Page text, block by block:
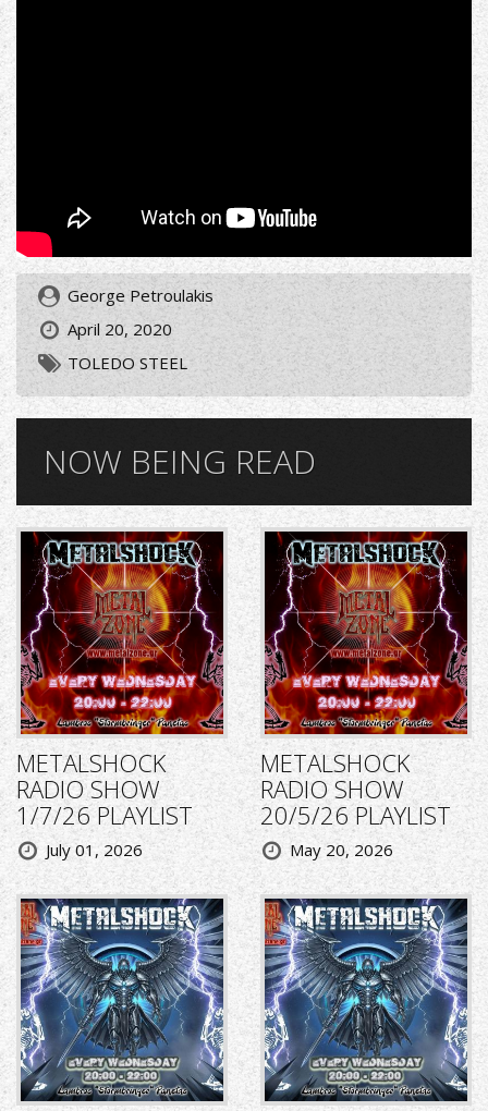
George Petroulakis
April 20, 2020
TOLEDO STEEL
NOW BEING READ
METALSHOCK
RADIO SHOW
1/7/26 PLAYLIST
July 01, 2026
METALSHOCK
RADIO SHOW
20/5/26 PLAYLIST
May 20, 2026